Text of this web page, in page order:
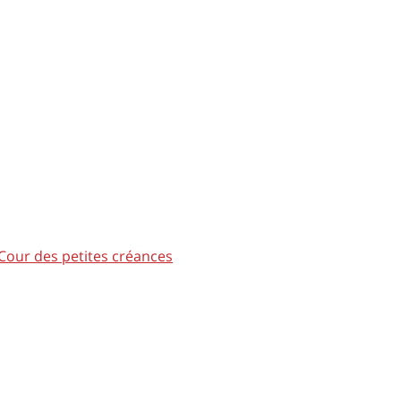
des petites créances